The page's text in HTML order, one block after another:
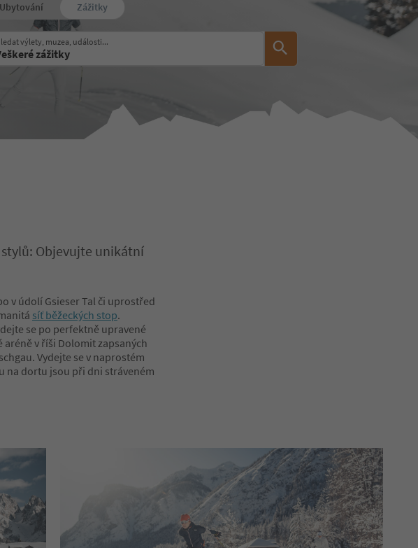
Ubytování Zážitky
výlety, muzea, události...
Objevujte unikátní
v údolí Gsieser Tal či uprostřed
síť běžeckých stop.
se po perfektně upravené
aréně v říši Dolomit zapsaných
Vydejte se v naprostém
na dortu jsou při dni stráveném